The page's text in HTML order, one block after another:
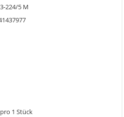
224/5 M
1 Stück